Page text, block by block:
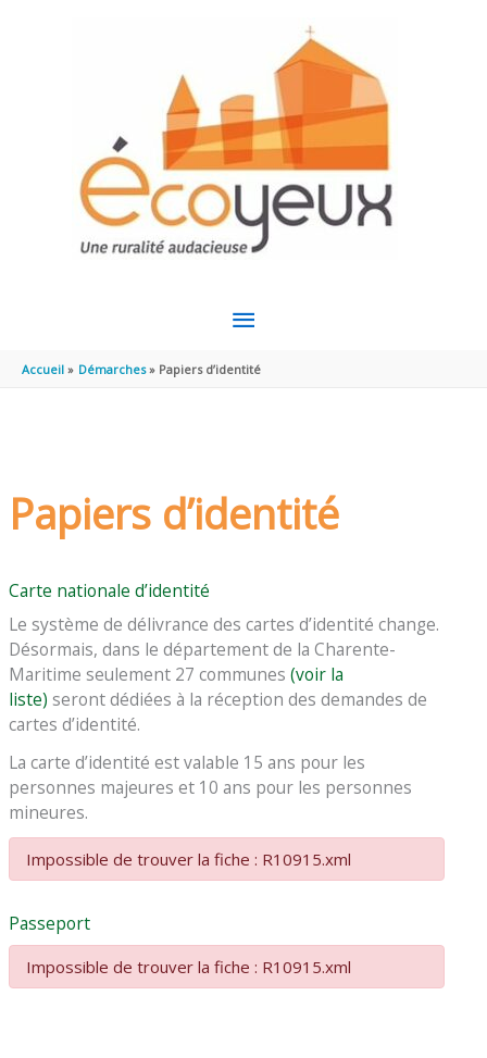
MENU
PRINCIPAL
Accueil Démarches Papiers d’identité
Papiers d’identité
Carte nationale d’identité
Le système de délivrance des cartes d’identité change.
Désormais, dans le département de la Charente-
Maritime seulement 27 communes(voir la
liste) seront dédiées à la réception des demandes de
cartes d’identité.
La carte d’identité est valable 15 ans pour les
personnes majeures et 10 ans pour les personnes
mineures.
Impossible de trouver la fiche : R10915.xml
Passeport
Impossible de trouver la fiche : R10915.xml